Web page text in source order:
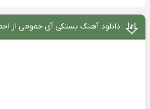
دانلود آهنگ بستکی آی حمومی از